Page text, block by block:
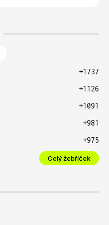
+1737
+1126
+1091
+981
+975
Celý žebříček